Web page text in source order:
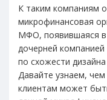
К таким компаниям
микрофинансовая
МФО, появившаяся в
дочерней
по схожести
Давайте узнаем,
клиентам может